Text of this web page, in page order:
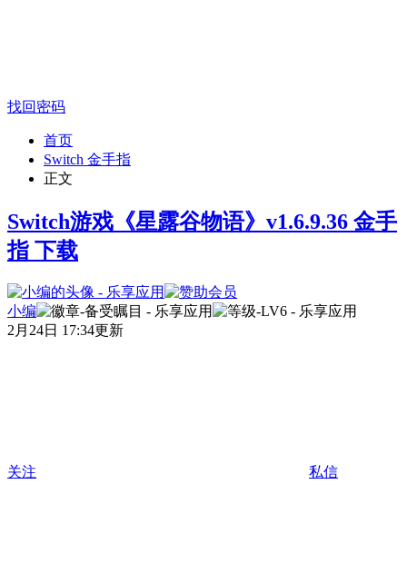
找回密码
首页
Switch 金手指
正文
Switch游戏《星露谷物语》v1.6.9.36 金手
指 下载
小编
2月24日 17:34更新
关注 私信